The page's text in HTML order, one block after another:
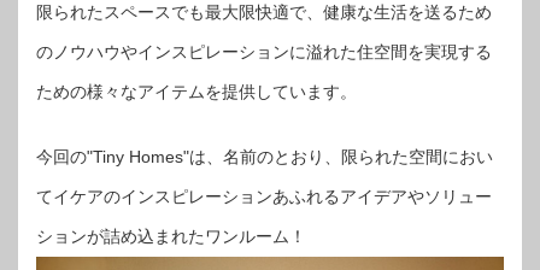
限られたスペースでも最大限快適で、健康な生活を送るため
のノウハウやインスピレーションに溢れた住空間を実現する
ための様々なアイテムを提供しています。
今回の"Tiny Homes"は、名前のとおり、限られた空間におい
てイケアのインスピレーションあふれるアイデアやソリュー
ションが詰め込まれたワンルーム！